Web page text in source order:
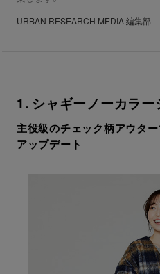
URBAN RESEARCH MEDIA 編集部
1. シャギーノーカラー
主役級のチェック柄アウタ
アップデート